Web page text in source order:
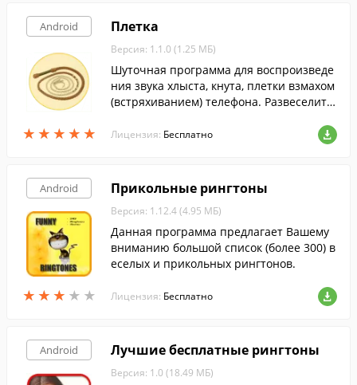
Android
★ ★ ★ ★ ★
★ ★ ★ ★ ★
Плетка
Версия: 1.1.0 (1.25 МБ)
Шуточная программа для воспроизведе
ния звука хлыста, кнута, плетки взмахом
(встряхиванием) телефона. Развеселите
и из приложения в самое неподходящее
Лицензия: Бесплатно
Android
★ ★ ★ ★ ★
★ ★ ★ ★ ★
Прикольные рингтоны
Версия: 1.12.4 (4.95 МБ)
Данная программа предлагает Вашему
вниманию большой список (более 300) в
еселых и прикольных рингтонов.
Лицензия: Бесплатно
Android Лучшие бесплатные рингтоны
Версия: 1.0 (18.49 МБ)